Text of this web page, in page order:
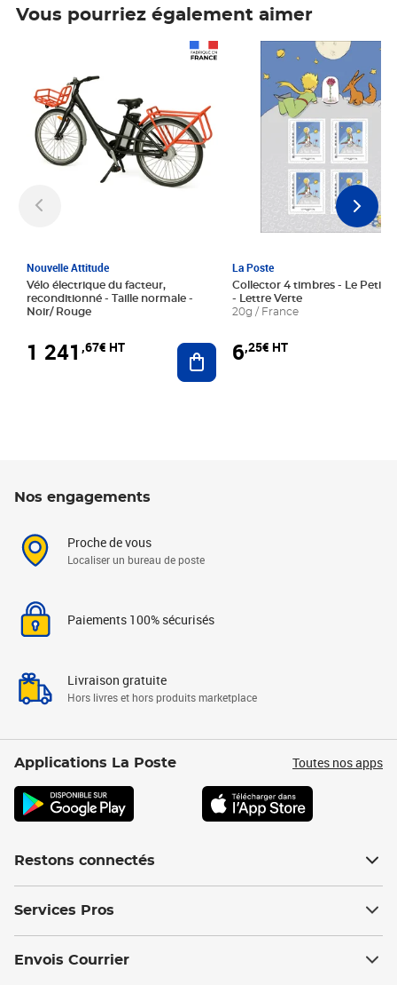
Vous pourriez également aimer
Nouvelle Attitude
Vélo électrique du facteur,
reconditionné - Taille normale -
Noir/ Rouge
1 241 ,67€ HT Ajouter au panier
La Poste
Collector 4 timbres - Le Petit
- Lettre Verte
20g / France
6,25€ HT
Prix 6,25€ HT
Nos engagements
Proche de vous
Localiser un bureau de poste
Paiements 100% sécurisés
Livraison gratuite
Hors livres et hors produits marketplace
Applications La Poste Toutes nos apps
Restons connectés
Services Pros
Envois Courrier